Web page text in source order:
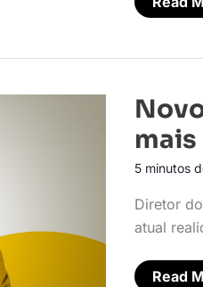
mais
5 minutos
Diretor
atual
Novo
valoriza
mais
que
posse
Read